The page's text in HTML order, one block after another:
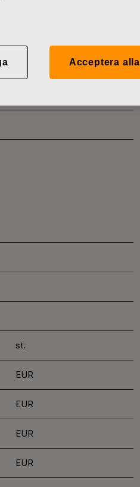
st.
EUR
EUR
EUR
EUR
Acceptera alla